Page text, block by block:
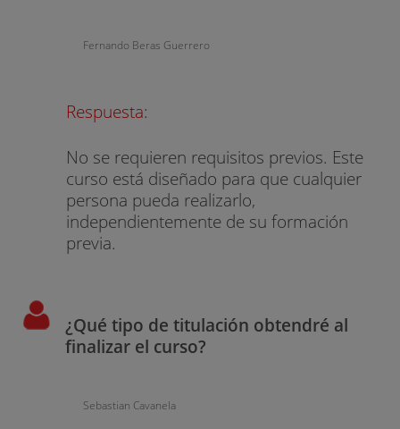
Fernando Beras Guerrero
Respuesta:
No se requieren requisitos previos. Este
curso está diseñado para que cualquier
persona pueda realizarlo,
independientemente de su formación
previa.
¿Qué tipo de titulación obtendré al
finalizar el curso?
Sebastian Cavanela